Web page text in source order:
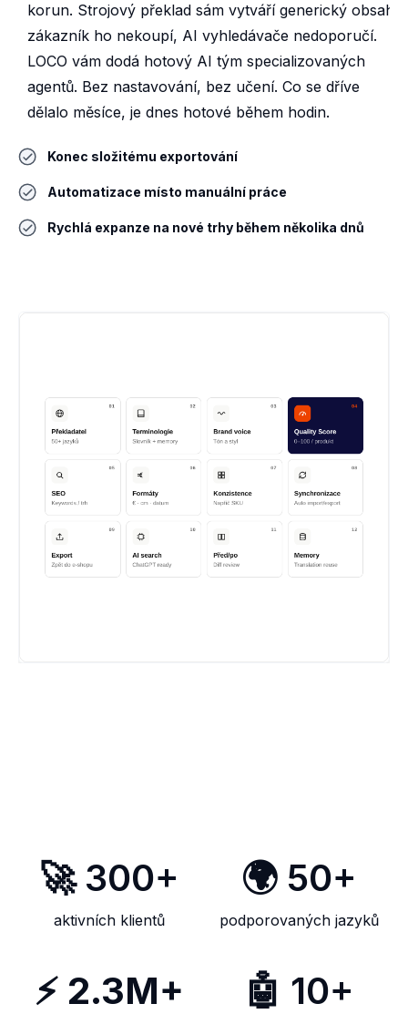
korun. Strojový překlad sám vytváří generický obsah:
zákazník ho nekoupí, AI vyhledávače nedoporučí.
LOCO vám dodá hotový AI tým specializovaných
agentů. Bez nastavování, bez učení. Co se dříve
dělalo měsíce, je dnes hotové během hodin.
Konec složitému exportování
Automatizace místo manuální práce
Rychlá expanze na nové trhy během několika dnů
🚀 300+
aktivních klientů
🌍 50+
podporovaných jazyků
⚡ 2.3M+ 🤖 10+